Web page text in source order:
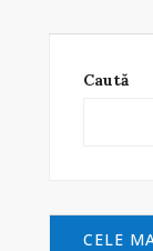
Caută
CELE